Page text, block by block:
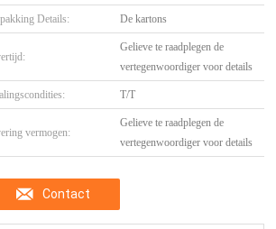
Details: De kartons
Gelieve te raadplegen de
vertegenwoordiger voor details
T/T
vermogen:
Gelieve te raadplegen de
vertegenwoordiger voor details
Contact